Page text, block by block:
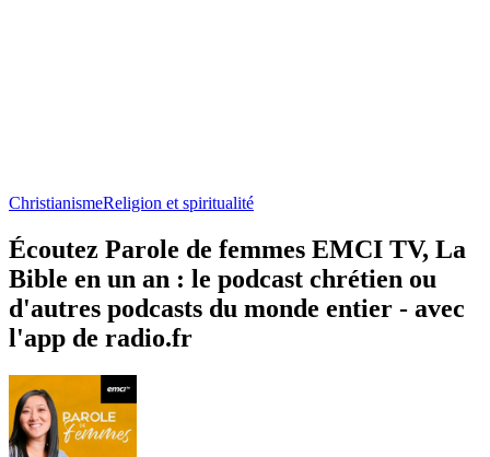
ChristianismeReligion et spiritualité
Écoutez Parole de femmes EMCI TV, La
Bible en un an : le podcast chrétien ou
d'autres podcasts du monde entier - avec
l'app de radio.fr